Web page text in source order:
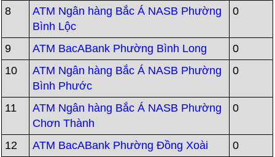
8
ATM Ngân hàng Bắc Á NASB Phường
Bình Lộc
0
9 ATM BacABank Phường Bình Long
0
10
ATM Ngân hàng Bắc Á NASB Phường
Bình Phước
0
11
ATM Ngân hàng Bắc Á NASB Phường
Chơn Thành
0
12 ATM BacABank Phường Đồng Xoài
0